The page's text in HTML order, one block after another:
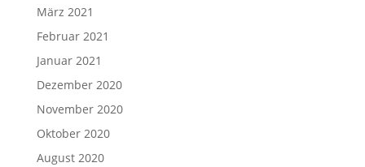
März 2021
Februar 2021
Januar 2021
Dezember 2020
November 2020
Oktober 2020
August 2020